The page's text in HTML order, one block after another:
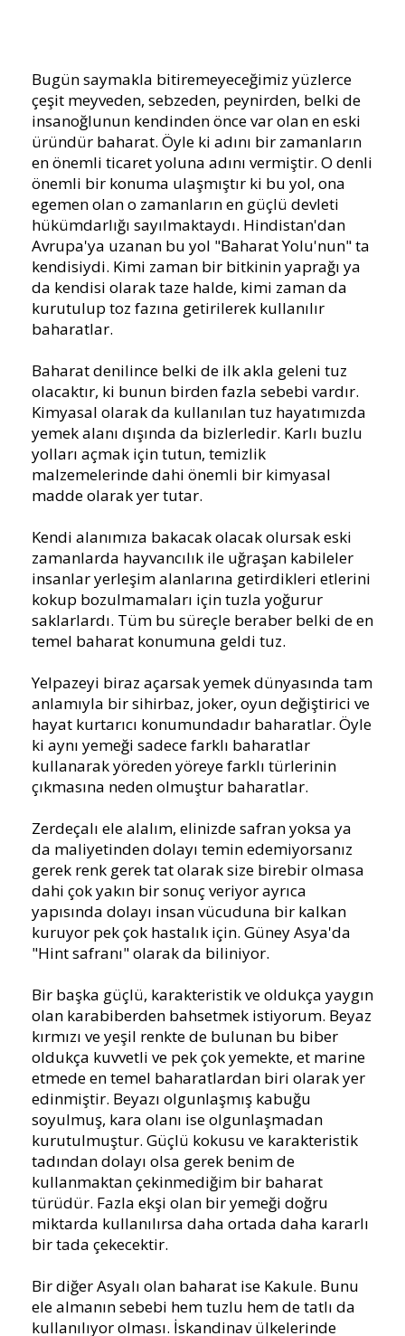
Bugün saymakla bitiremeyeceğimiz yüzlerce
çeşit meyveden, sebzeden, peynirden, belki de
insanoğlunun kendinden önce var olan en eski
üründür baharat. Öyle ki adını bir zamanların
en önemli ticaret yoluna adını vermiştir. O denli
önemli bir konuma ulaşmıştır ki bu yol, ona
egemen olan o zamanların en güçlü devleti
hükümdarlığı sayılmaktaydı. Hindistan'dan
Avrupa'ya uzanan bu yol "Baharat Yolu'nun" ta
kendisiydi. Kimi zaman bir bitkinin yaprağı ya
da kendisi olarak taze halde, kimi zaman da
kurutulup toz fazına getirilerek kullanılır
baharatlar.
Baharat denilince belki de ilk akla geleni tuz
olacaktır, ki bunun birden fazla sebebi vardır.
Kimyasal olarak da kullanılan tuz hayatımızda
yemek alanı dışında da bizlerledir. Karlı buzlu
yolları açmak için tutun, temizlik
malzemelerinde dahi önemli bir kimyasal
madde olarak yer tutar.
Kendi alanımıza bakacak olacak olursak eski
zamanlarda hayvancılık ile uğraşan kabileler
insanlar yerleşim alanlarına getirdikleri etlerini
kokup bozulmamaları için tuzla yoğurur
saklarlardı. Tüm bu süreçle beraber belki de en
temel baharat konumuna geldi tuz.
Yelpazeyi biraz açarsak yemek dünyasında tam
anlamıyla bir sihirbaz, joker, oyun değiştirici ve
hayat kurtarıcı konumundadır baharatlar. Öyle
ki aynı yemeği sadece farklı baharatlar
kullanarak yöreden yöreye farklı türlerinin
çıkmasına neden olmuştur baharatlar.
Zerdeçalı ele alalım, elinizde safran yoksa ya
da maliyetinden dolayı temin edemiyorsanız
gerek renk gerek tat olarak size birebir olmasa
dahi çok yakın bir sonuç veriyor ayrıca
yapısında dolayı insan vücuduna bir kalkan
kuruyor pek çok hastalık için. Güney Asya'da
"Hint safranı" olarak da biliniyor.
Bir başka güçlü, karakteristik ve oldukça yaygın
olan karabiberden bahsetmek istiyorum. Beyaz
kırmızı ve yeşil renkte de bulunan bu biber
oldukça kuvvetli ve pek çok yemekte, et marine
etmede en temel baharatlardan biri olarak yer
edinmiştir. Beyazı olgunlaşmış kabuğu
soyulmuş, kara olanı ise olgunlaşmadan
kurutulmuştur. Güçlü kokusu ve karakteristik
tadından dolayı olsa gerek benim de
kullanmaktan çekinmediğim bir baharat
türüdür. Fazla ekşi olan bir yemeği doğru
miktarda kullanılırsa daha ortada daha kararlı
bir tada çekecektir.
Bir diğer Asyalı olan baharat ise Kakule. Bunu
ele almanın sebebi hem tuzlu hem de tatlı da
kullanılıyor olması. İskandinav ülkelerinde